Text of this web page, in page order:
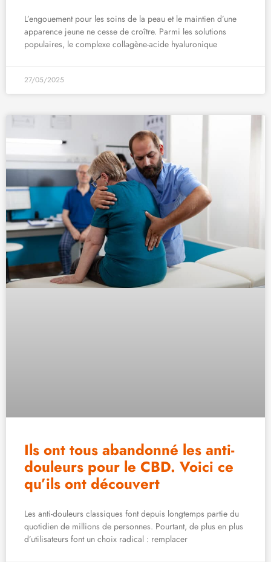
L’engouement pour les soins de la peau et le maintien d’une
apparence jeune ne cesse de croître. Parmi les solutions
populaires, le complexe collagène-acide hyaluronique
27/05/2025
Ils ont tous abandonné les anti-
douleurs pour le CBD. Voici ce
qu’ils ont découvert
Les anti-douleurs classiques font depuis longtemps partie du
quotidien de millions de personnes. Pourtant, de plus en plus
d’utilisateurs font un choix radical : remplacer